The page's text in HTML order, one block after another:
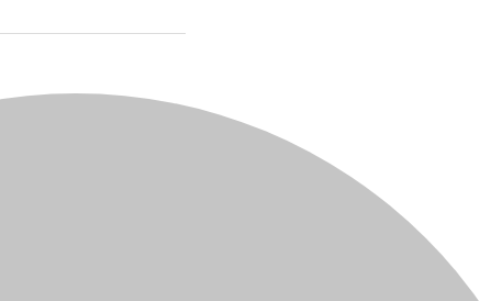
DE LA PUBLICATION